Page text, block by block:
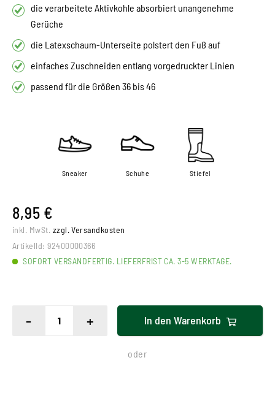
die verarbeitete Aktivkohle absorbiert unangenehme
Gerüche
die Latexschaum-Unterseite polstert den Fuß auf
einfaches Zuschneiden entlang vorgedruckter Linien
passend für die Größen 36 bis 46
Sneaker Schuhe Stiefel
8,95 €
inkl. MwSt. zzgl. Versandkosten
ArtikelId: 92400000366
SOFORT VERSANDFERTIG. LIEFERFRIST CA. 3-5 WERKTAGE.
- + In den Warenkorb
oder